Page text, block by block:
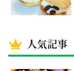
人気記事